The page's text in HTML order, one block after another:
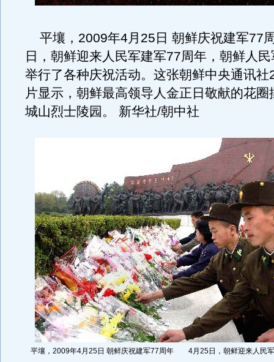
平壤，2009年4月25日 朝鲜庆祝建军
日，朝鲜迎来人民军建军77周年，朝鲜人
举行了各种庆祝活动。这张朝鲜中央通讯社
片显示，朝鲜最高领导人金正日敬献的花圈
城山烈士陵园。 新华社/朝中社
平壤，2009年4月25日 朝鲜庆祝建军77周年 4月25日，朝鲜迎来人民